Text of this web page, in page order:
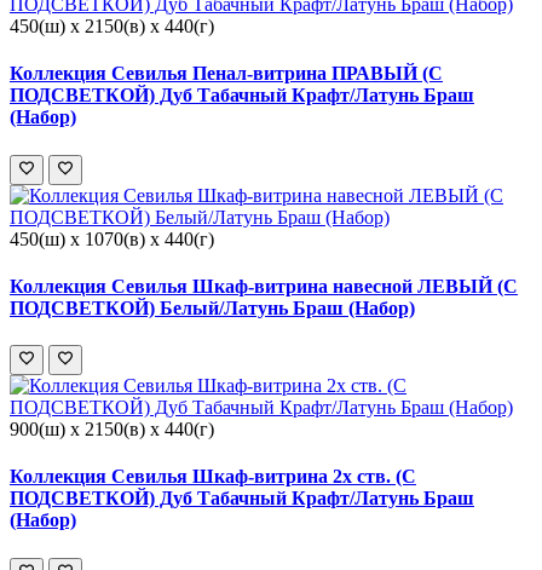
450(ш) x 2150(в) x 440(г)
Коллекция Севилья Пенал-витрина ПРАВЫЙ (С
ПОДСВЕТКОЙ) Дуб Табачный Крафт/Латунь Браш
(Набор)
450(ш) x 1070(в) x 440(г)
Коллекция Севилья Шкаф-витрина навесной ЛЕВЫЙ (С
ПОДСВЕТКОЙ) Белый/Латунь Браш (Набор)
900(ш) x 2150(в) x 440(г)
Коллекция Севилья Шкаф-витрина 2х ств. (С
ПОДСВЕТКОЙ) Дуб Табачный Крафт/Латунь Браш
(Набор)